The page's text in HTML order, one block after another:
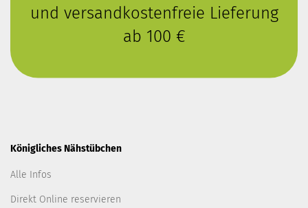
und versandkostenfreie Lieferung
ab 100 €
Königliches Nähstübchen
Alle Infos
Direkt Online reservieren